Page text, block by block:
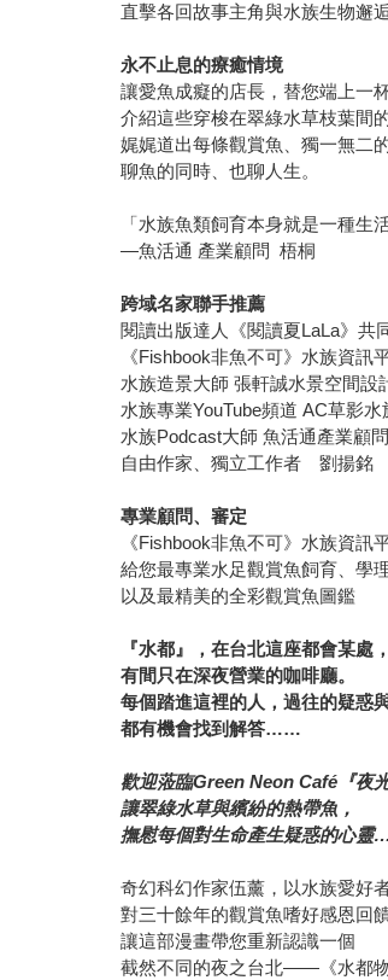
直擊各回故事主角與水族生物邂
永不止息的療癒情境
讓愛魚成癡的店長，替您端上一
介紹這些穿梭在翠綠水草枝葉間
娓娓道出每條觀賞魚、獨一無二
聊魚的同時、也聊人生。
「水族魚類飼育本身就是一種
—魚活通 產業顧問 梧桐
跨域名家聯手推薦
閱讀出版達人《閱讀夏LaLa》
《Fishbook非魚不可》水族資
水族造景大師 張軒誠水景空間
水族專業YouTube頻道 AC草影
水族Podcast大師 魚活通產業顧
自由作家、獨立工作者 劉揚銘
專業顧問、審定
《Fishbook非魚不可》水族資
給您最專業水足觀賞魚飼育、學
以及最精美的全彩觀賞魚圖鑑
『水都』，在台北這座都會某處，
有間只在深夜營業的咖啡廳。
每個踏進這裡的人，過往的疑惑
都有機會找到解答……
歡迎蒞臨Green Neon Café『夜
讓翠綠水草與繽紛的熱帶魚，
撫慰每個對生命產生疑惑的心
奇幻科幻作家伍薰，以水族愛好
對三十餘年的觀賞魚嗜好感恩回
讓這部漫畫帶您重新認識一個
截然不同的夜之台北——《水都物